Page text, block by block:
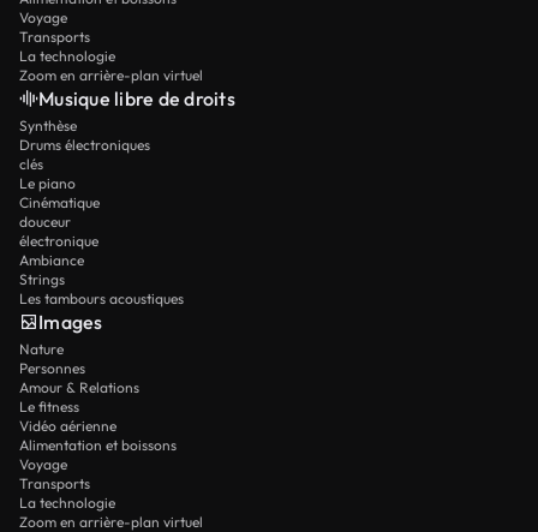
Voyage
Transports
La technologie
Zoom en arrière-plan virtuel
Musique libre de droits
Synthèse
Drums électroniques
clés
Le piano
Cinématique
douceur
électronique
Ambiance
Strings
Les tambours acoustiques
Images
Nature
Personnes
Amour & Relations
Le fitness
Vidéo aérienne
Alimentation et boissons
Voyage
Transports
La technologie
Zoom en arrière-plan virtuel